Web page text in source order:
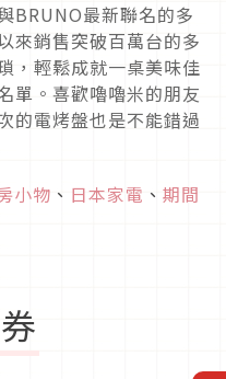
BRUNO最新聯名的多
來銷售突破百萬台的多
，輕鬆成就一桌美味佳
單。喜歡嚕嚕米的朋友
的電烤盤也是不能錯過
小物 、 日本家電 、 期間